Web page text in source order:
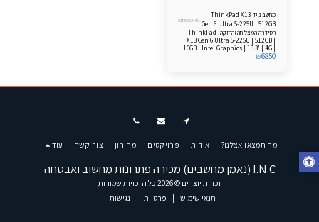
מחשב נייד ThinkPad X13
Gen 6 Ultra 5-225U | 512GB
| 16GB Windows 11 Pro
21RK003MIV
הסידרה המצליחה והחזקה! ThinkPad
X13 Gen 6 Ultra 5-225U | 512GB |
16GB | Intel Graphics | 13.3' | 4G |
Windows 11 Pro
₪6850
I.N.C (נאמן מחשבים) מכירה פתרונות מחשוב ואבטחה
זכויות יוצרים © 2026 כל הזכויות שמורות
תנאי שימוש | פרטיות | נגישות
מה תמצאו אצלנו? אודות פרויקטים מחירון צור קשר עוד